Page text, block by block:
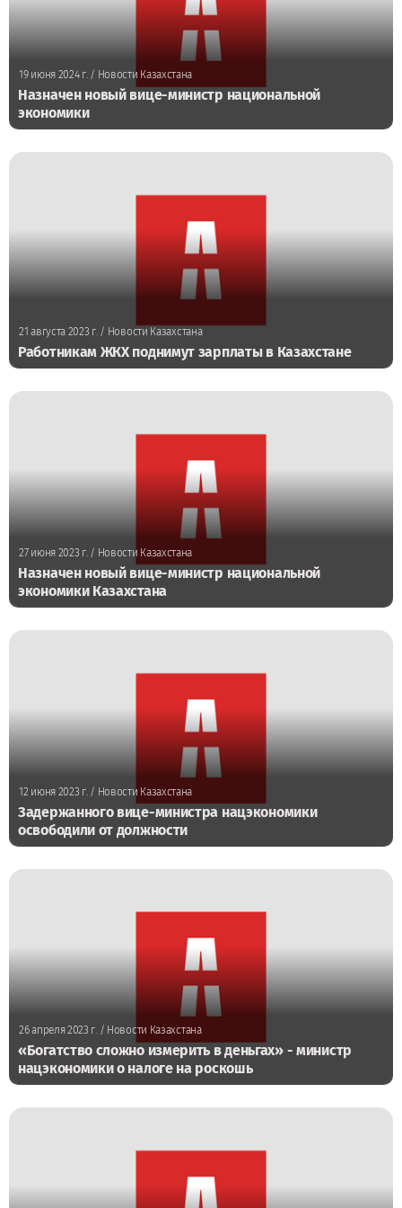
19 июня 2024 г./ Новости Казахстана
Назначен новый вице-министр национальной
экономики
21 августа 2023 г./ Новости Казахстана
Работникам ЖКХ поднимут зарплаты в Казахстане
27 июня 2023 г./ Новости Казахстана
Назначен новый вице-министр национальной
экономики Казахстана
12 июня 2023 г. / Новости Казахстана
Задержанного вице-министра нацэкономики
освободили от должности
26 апреля 2023 г./ Новости Казахстана
«Богатство сложно измерить в деньгах» - министр
нацэкономики о налоге на роскошь